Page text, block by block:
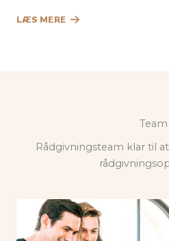
LÆS MERE
Team
Rådgivningsteam klar til